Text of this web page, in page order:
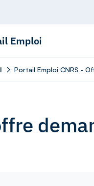
Emploi
Portail Emploi CNRS -